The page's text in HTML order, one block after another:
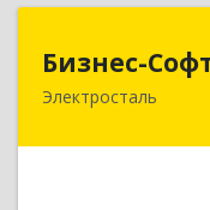
Бизнес-
Электросталь
144000,